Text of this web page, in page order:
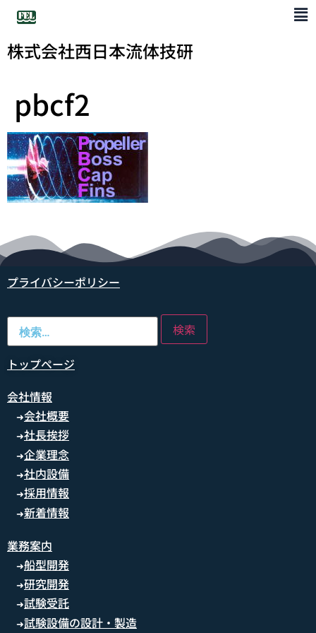
株式会社西日本流体技研
pbcf2
プライバシーポリシー
トップページ
会社情報
➜会社概要
➜社長挨拶
➜企業理念
➜社内設備
➜採用情報
➜新着情報
業務案内
➜船型開発
➜研究開発
➜試験受託
➜試験設備の設計・製造